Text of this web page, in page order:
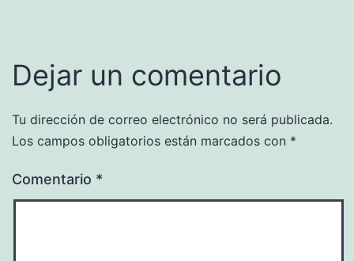
Dejar un comentario
Tu dirección de correo electrónico no será publicada.
Los campos obligatorios están marcados con *
Comentario *